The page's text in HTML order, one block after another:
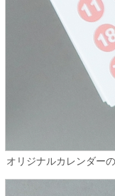
オリジナルカレンダー